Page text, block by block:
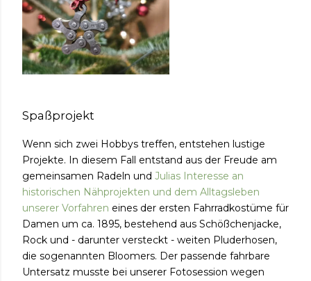
Spaßprojekt
Wenn sich zwei Hobbys treffen, entstehen lustige
Projekte. In diesem Fall entstand aus der Freude am
gemeinsamen Radeln und Julias Interesse an
historischen Nähprojekten und dem Alltagsleben
unserer Vorfahren eines der ersten Fahrradkostüme für
Damen um ca. 1895, bestehend aus Schößchenjacke,
Rock und - darunter versteckt - weiten Pluderhosen,
die sogenannten Bloomers. Der passende fahrbare
Untersatz musste bei unserer Fotosession wegen